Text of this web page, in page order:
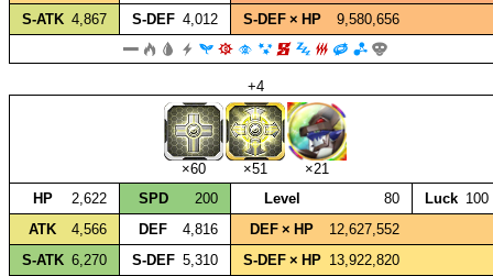
S‑ATK 4,867 S‑DEF 4,012 S‑DEF × HP 9,580,656
+4
×60 ×51
×21
HP
2,622 SPD 200 Level 80 Luck 100
ATK
4,566 DEF 4,816 DEF × HP
12,627,552
S‑ATK 6,270 S‑DEF 5,310 S‑DEF × HP 13,922,820